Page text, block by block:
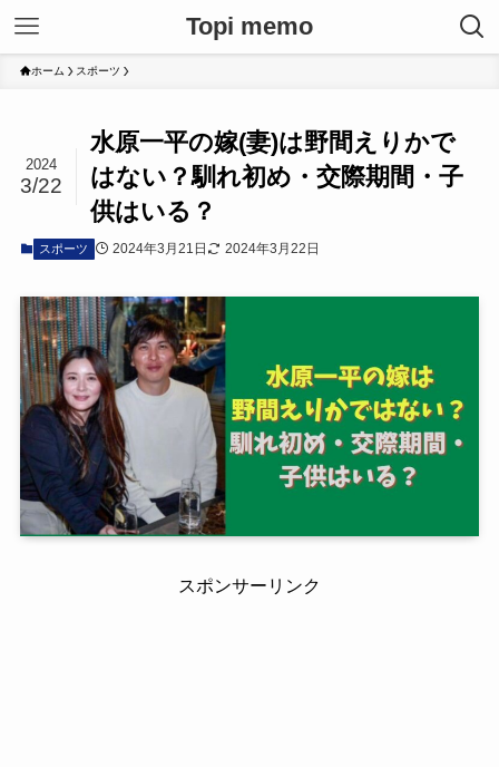
Topi memo
ホーム スポーツ
水原一平の嫁(妻)は野間えりかで
はない？馴れ初め・交際期間・子
供はいる？
2024
3/22
スポーツ 2024年3月21日 2024年3月22日
スポンサーリンク